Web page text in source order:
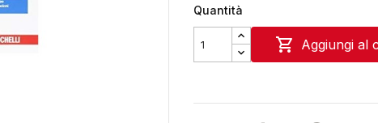
Quantità
 Aggiungi al